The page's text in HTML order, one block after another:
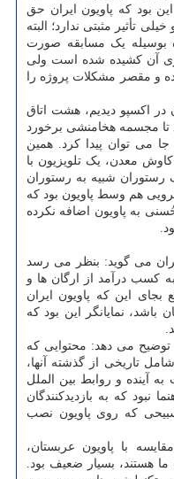
این بود که پاویون ایران حق
تأثیر مثبتی ندارد؛ البته
بوسیله یک مسابقه صورت
آن کشیده شده است ولی
و مقصر مشکلات پروژه را
در اکسپو دیدیم، هشت اتاق
تا مجسمه هخامنشی برخورد
می توان پیدا کرد. همین
معدن، یک تلویزیون با
شبیه به رستوران
هم وسط پاویون بود که
به پاویون اضافه نکرده
می گوید: بنظر می رسد
کسب درآمد از ارگان ها و
این که پاویون ایران
باشد، نمایانگر این بود که
توضیح می دهد: محتوایی که
شامل تاریخی از گذشته آنها،
آینده و روابط بین الملل
نبود که به بازدیدکنندگان
که روی پاویون نصب
با پاویون عربستان،
هستند، بسیار ضعیف بود.